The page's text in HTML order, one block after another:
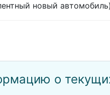
новый автомобиль)
о